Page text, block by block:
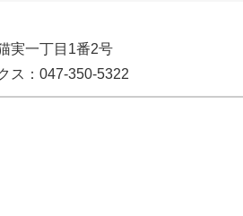
実一丁目1番2号
ス：047-350-5322